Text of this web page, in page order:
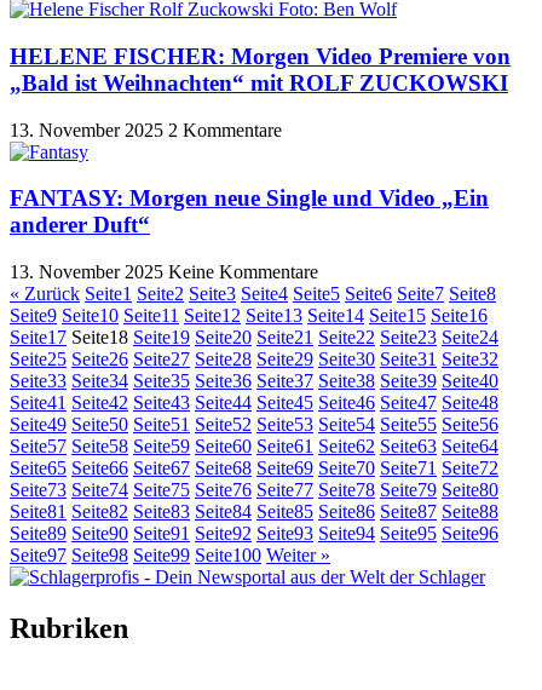
HELENE FISCHER: Morgen Video Premiere von
„Bald ist Weihnachten“ mit ROLF ZUCKOWSKI
13. November 2025 2 Kommentare
FANTASY: Morgen neue Single und Video „Ein
anderer Duft“
13. November 2025 Keine Kommentare
« Zurück Seite1 Seite2 Seite3 Seite4 Seite5 Seite6 Seite7 Seite8
Seite9 Seite10 Seite11 Seite12 Seite13 Seite14 Seite15 Seite16
Seite17 Seite18 Seite19 Seite20 Seite21 Seite22 Seite23 Seite24
Seite25 Seite26 Seite27 Seite28 Seite29 Seite30 Seite31 Seite32
Seite33 Seite34 Seite35 Seite36 Seite37 Seite38 Seite39 Seite40
Seite41 Seite42 Seite43 Seite44 Seite45 Seite46 Seite47 Seite48
Seite49 Seite50 Seite51 Seite52 Seite53 Seite54 Seite55 Seite56
Seite57 Seite58 Seite59 Seite60 Seite61 Seite62 Seite63 Seite64
Seite65 Seite66 Seite67 Seite68 Seite69 Seite70 Seite71 Seite72
Seite73 Seite74 Seite75 Seite76 Seite77 Seite78 Seite79 Seite80
Seite81 Seite82 Seite83 Seite84 Seite85 Seite86 Seite87 Seite88
Seite89 Seite90 Seite91 Seite92 Seite93 Seite94 Seite95 Seite96
Seite97 Seite98 Seite99 Seite100 Weiter »
Rubriken